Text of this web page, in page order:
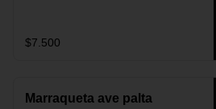
$7.500
Marraqueta ave palta